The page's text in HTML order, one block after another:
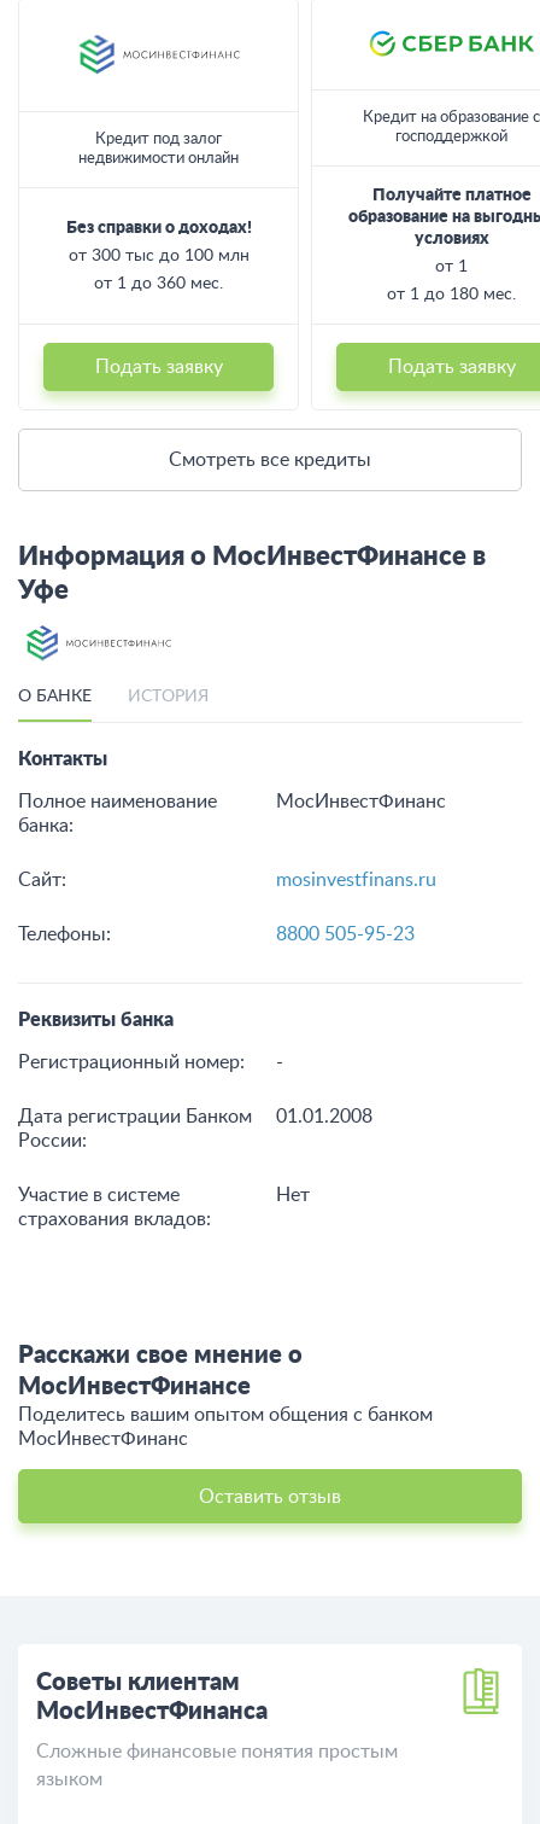
Кредит под залог
недвижимости онлайн
Без справки о доходах!
от 300 тыс до 100 млн
от 1 до 360 мес.
Подать заявку
Кредит на образование с
господдержкой
Получайте платное
образование на
условиях
от 1
от 1 до 180 мес.
Подать заявку
Смотреть все кредиты
Информация о МосИнвестФинансе в
Уфе
О БАНКЕ ИСТОРИЯ
Контакты
Полное наименование
банка:
МосИнвестФинанс
Сайт: mosinvestfinans.ru
Телефоны: 8800 505-95-23
Реквизиты банка
Регистрационный номер: -
Дата регистрации Банком
России:
01.01.2008
Участие в системе
страхования вкладов:
Нет
Расскажи свое мнение о
МосИнвестФинансе
Поделитесь вашим опытом общения c банком
МосИнвестФинанс
Оставить отзыв
Советы клиентам
МосИнвестФинанса
Сложные финансовые понятия простым
языком